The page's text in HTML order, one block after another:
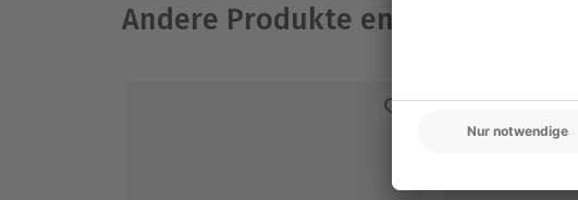
Andere Produkte entdecken
-15% CLUB DEAL